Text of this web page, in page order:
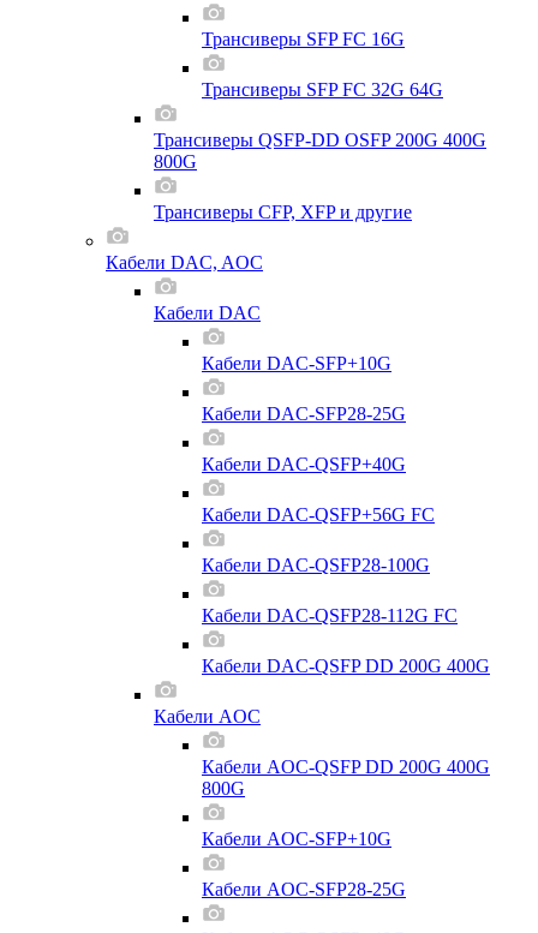
Трансиверы SFP FC 16G
Трансиверы SFP FC 32G 64G
Трансиверы QSFP-DD OSFP 200G 400G
800G
Трансиверы CFP, XFP и другие
Кабели DAC, AOC
Кабели DAC
Кабели DAC-SFP+10G
Кабели DAC-SFP28-25G
Кабели DAC-QSFP+40G
Кабели DAC-QSFP+56G FC
Кабели DAC-QSFP28-100G
Кабели DAC-QSFP28-112G FC
Кабели DAC-QSFP DD 200G 400G
Кабели AOC
Кабели AOC-QSFP DD 200G 400G
800G
Кабели AOC-SFP+10G
Кабели AOC-SFP28-25G